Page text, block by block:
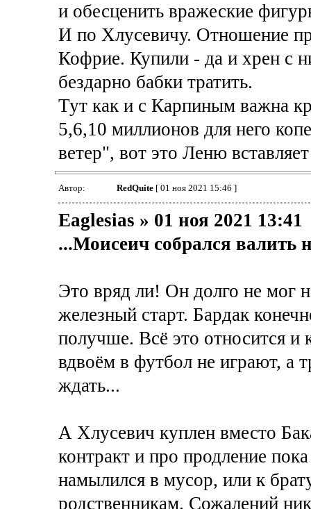
и обесценить вражеские
И по Хлусевичу. Отношение
Кофрие. Купили - да и хрен с
бездарно бабки тратить.
Тут как и с Карпиным важна
5,6,10 миллионов для него
ветер", вот это Леню
Автор: RedQuite[ 01 ноя 2021 15:46 ]
Eaglesias » 01 ноя 2021 13:41
...Моисеич собрался валить
Это вряд ли! Он долго не мог
железный старт. Бардак
получше. Всё это относится
вдвоём в футбол не играют, а
ждать...
А Хлусевич куплен вместо
контракт и про продление
намылился в мусор, или к
родственникам. Сожалений